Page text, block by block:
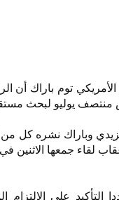
توم باراك أن
منتصف يوليو لبحث
وباراك نشره كل من
لقاء جمعها الاثنين
التأكيد على